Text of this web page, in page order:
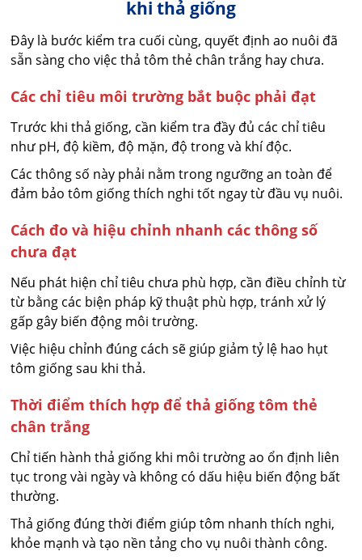
khi thả giống
Đây là bước kiểm tra cuối cùng, quyết định ao nuôi đã
sẵn sàng cho việc thả tôm thẻ chân trắng hay chưa.
Các chỉ tiêu môi trường bắt buộc phải đạt
Trước khi thả giống, cần kiểm tra đầy đủ các chỉ tiêu
như pH, độ kiềm, độ mặn, độ trong và khí độc.
Các thông số này phải nằm trong ngưỡng an toàn để
đảm bảo tôm giống thích nghi tốt ngay từ đầu vụ nuôi.
Cách đo và hiệu chỉnh nhanh các thông số
chưa đạt
Nếu phát hiện chỉ tiêu chưa phù hợp, cần điều chỉnh từ
từ bằng các biện pháp kỹ thuật phù hợp, tránh xử lý
gấp gây biến động môi trường.
Việc hiệu chỉnh đúng cách sẽ giúp giảm tỷ lệ hao hụt
tôm giống sau khi thả.
Thời điểm thích hợp để thả giống tôm thẻ
chân trắng
Chỉ tiến hành thả giống khi môi trường ao ổn định liên
tục trong vài ngày và không có dấu hiệu biến động bất
thường.
Thả giống đúng thời điểm giúp tôm nhanh thích nghi,
khỏe mạnh và tạo nền tảng cho vụ nuôi thành công.